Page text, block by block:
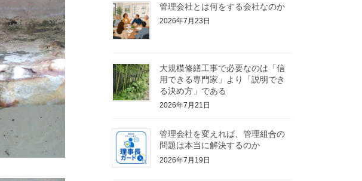
管理会社とは何をする会社なのか
2026年7月23日
大規模修繕工事で必要なのは「信
用できる専門家」より「説明でき
る決め方」である
2026年7月21日
管理会社を変えれば、管理組合の
問題は本当に解決するのか
2026年7月19日